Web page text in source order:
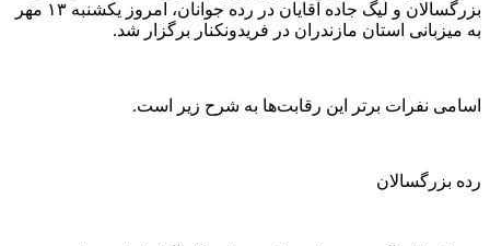
بزرگسالان و لیگ جاده آقایان در رده جوانان، امروز یکشنبه ۱۳ مهر
به میزبانی استان مازندران در فریدونکنار برگزار شد.
اسامی نفرات برتر این رقابت‌ها به شرح زیر است.
رده بزرگسالان